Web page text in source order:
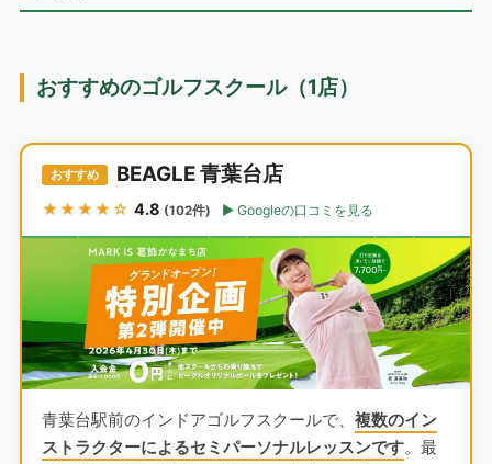
おすすめのゴルフスクール（1店）
おすすめ BEAGLE 青葉台店
★★★★☆ 4.8 (102件) Googleの口コミを見る
青葉台駅前のインドアゴルフスクールで、 複数のイン
ストラクターによるセミパーソナルレッスンです。最